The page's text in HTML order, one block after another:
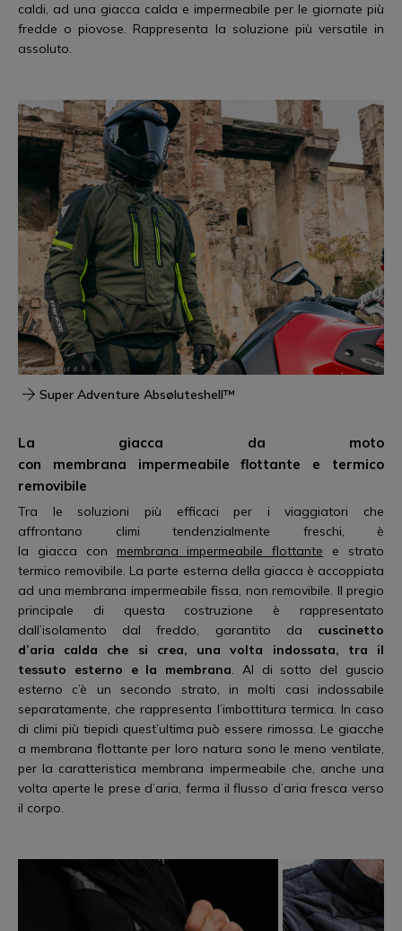
caldi, ad una giacca calda e impermeabile per le giornate più
fredde o piovose. Rappresenta la soluzione più versatile in
assoluto.
Super Adventure Absøluteshell™
La giacca da moto
con
membrana impermeabile flottante
e termico
removibile
Tra le soluzioni più efficaci per i viaggiatori che
affrontano climi tendenzialmente freschi, è
la giacca con membrana impermeabile flottante e strato
termico removibile. La parte esterna della giacca è accoppiata
ad una membrana impermeabile fissa, non removibile. Il pregio
principale di questa costruzione è rappresentato
dall’isolamento dal freddo, garantito da cuscinetto
d’aria
calda che si crea, una volta indossata, tra il
tessuto esterno e la membrana. Al di sotto del guscio
esterno c’è un secondo strato, in molti casi indossabile
separatamente, che rappresenta l’imbottitura termica. In caso
di climi più tiepidi quest’ultima può essere rimossa. Le giacche
a membrana flottante per loro natura sono le meno ventilate,
per la caratteristica membrana impermeabile che, anche una
volta aperte le prese d’aria, ferma il flusso d’aria fresca verso
il corpo.